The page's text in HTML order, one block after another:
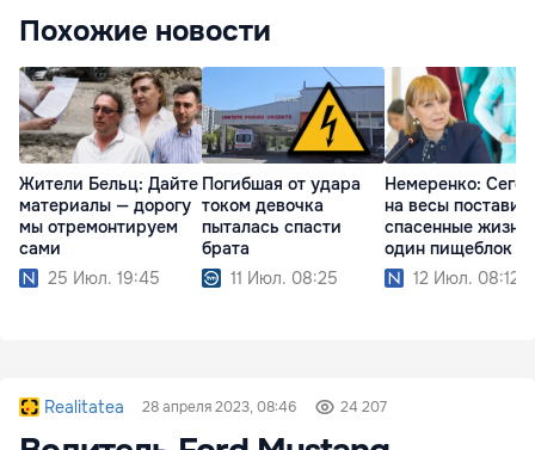
Похожие новости
Жители Бельц: Дайте
материалы — дорогу
мы отремонтируем
сами
25 Июл. 19:45
Погибшая от удара
током девочка
пыталась спасти
брата
11 Июл. 08:25
Немеренко:
на весы
спасенные жизни
один пищеблок
12 Июл. 08:12
Realitatea 28 апреля 2023, 08:46 24 207